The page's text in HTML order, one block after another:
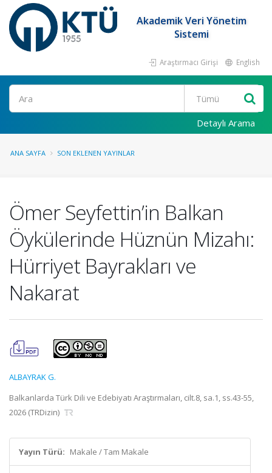
Akademik Veri Yönetim
Sistemi
Araştırmacı Girişi English
Ara
Detaylı Arama
ANA SAYFA SON EKLENEN YAYINLAR
Ömer Seyfettin’in Balkan
Öykülerinde Hüznün Mizahı:
Hürriyet Bayrakları ve
Nakarat
ALBAYRAK G.
Balkanlarda Türk Dili ve Edebiyatı Araştırmaları, cilt.8, sa.1, ss.43-55,
2026 (TRDizin)
Yayın Türü: Makale / Tam Makale